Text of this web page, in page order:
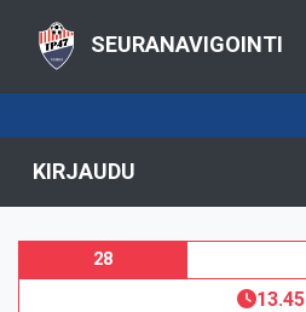
SEURANAVIGOINTI
KIRJAUDU
28
13.45